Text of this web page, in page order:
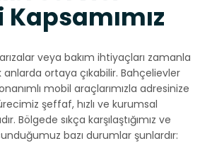
veya bakım ihtiyaçları zamanla
ortaya çıkabilir. Bahçelievler
mobil araçlarımızla adresinize
şeffaf, hızlı ve kurumsal
Bölgede sıkça karşılaştığımız ve
bazı durumlar şunlardır: